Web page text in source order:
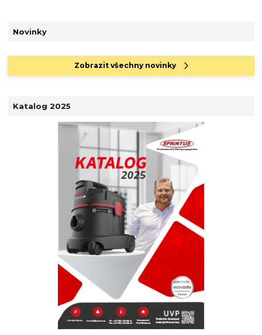
Novinky
Zobrazit všechny novinky
Katalog 2025